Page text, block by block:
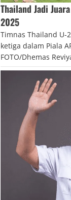
Thailand Jadi
2025
Timnas Thailand U-
ketiga dalam Piala
FOTO/Dhemas